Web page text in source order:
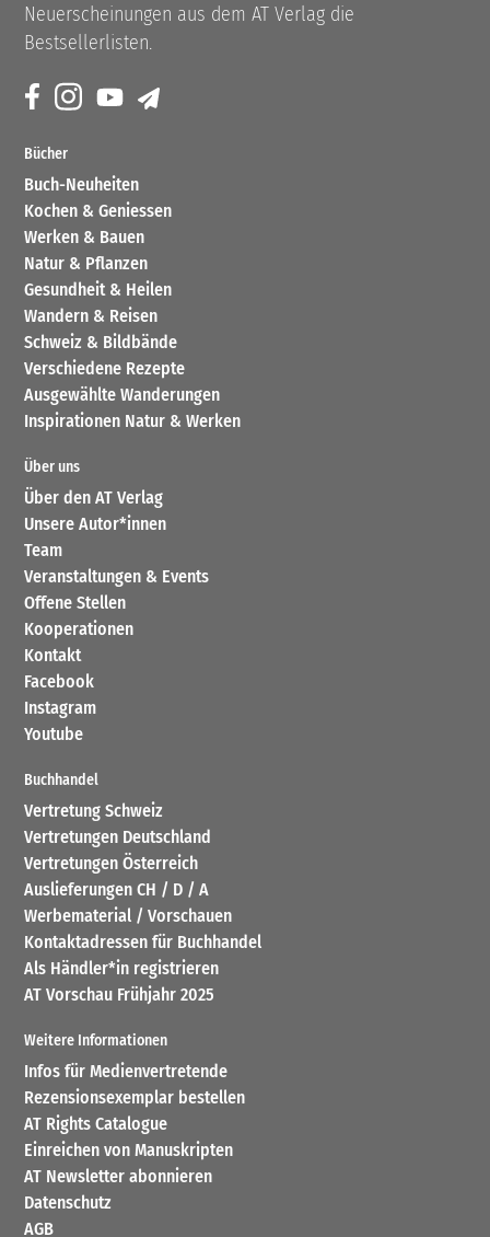
Neuerscheinungen aus dem AT Verlag die
Bestsellerlisten.
Bücher
Buch-Neuheiten
Kochen & Geniessen
Werken & Bauen
Natur & Pflanzen
Gesundheit & Heilen
Wandern & Reisen
Schweiz & Bildbände
Verschiedene Rezepte
Ausgewählte Wanderungen
Inspirationen Natur & Werken
Über uns
Über den AT Verlag
Unsere Autor*innen
Team
Veranstaltungen & Events
Offene Stellen
Kooperationen
Kontakt
Facebook
Instagram
Youtube
Buchhandel
Vertretung Schweiz
Vertretungen Deutschland
Vertretungen Österreich
Auslieferungen CH / D / A
Werbematerial / Vorschauen
Kontaktadressen für Buchhandel
Als Händler*in registrieren
AT Vorschau Frühjahr 2025
Weitere Informationen
Infos für Medienvertretende
Rezensionsexemplar bestellen
AT Rights Catalogue
Einreichen von Manuskripten
AT Newsletter abonnieren
Datenschutz
AGB